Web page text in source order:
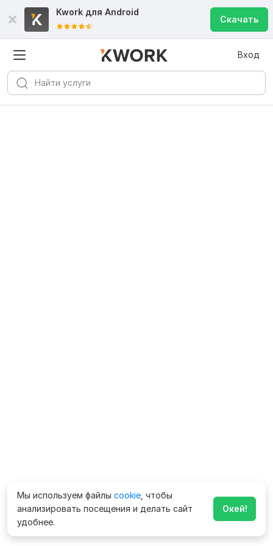
Kwork для Android
Скачать
Вход
Мы используем файлы cookie , чтобы
анализировать посещения и делать сайт
удобнее.
Окей!